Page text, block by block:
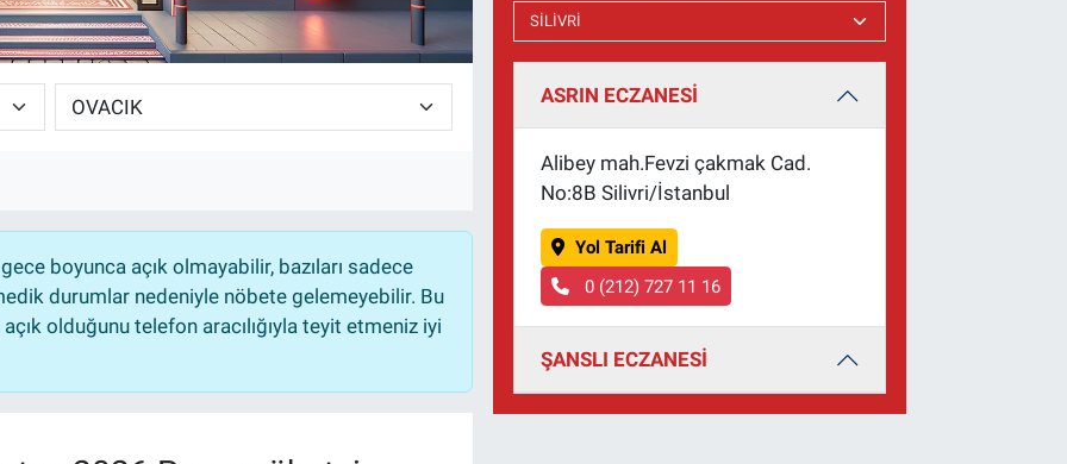
boyunca açık olmayabilir, bazıları sadece
durumlar nedeniyle nöbete gelemeyebilir. Bu
olduğunu telefon aracılığıyla teyit etmeniz iyi
ASRIN ECZANESİ
Alibey mah.Fevzi çakmak Cad.
No:8B Silivri/İstanbul
Yol Tarifi Al
0 (212) 727 11 16
ŞANSLI ECZANESİ